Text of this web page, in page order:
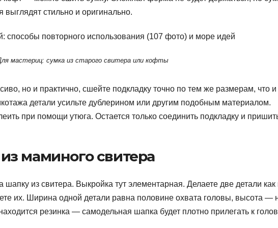
стильно и оригинально.
мастериц: сумка из старого свитера или кофты
но и практично, сшейте подкладку точно по тем же размерам, что и
детали усильте дублерином или другим подобным материалом.
при помощи утюга. Остается только соединить подкладку и
маминого свитера
из свитера. Выкройка тут элементарная. Делаете две детали как
их. Ширина одной детали равна половине охвата головы, высота —
резинка — самодельная шапка будет плотно прилегать к